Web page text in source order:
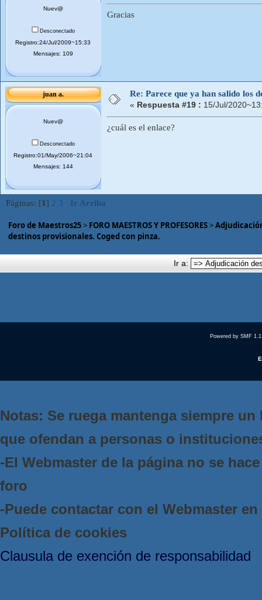
Nuev@
Desconectado
Registro:24/Jul/2009~15:33
Mensajes: 109
Gracias
juan a.
Nuev@
Desconectado
Registro:01/May/2006~21:04
Mensajes: 144
Re: Parece que ya han salido los
« Respuesta #19 : 15/Jul/
¿cuál es el enlace?
Páginas: [1] 2 3 Ir Arriba
Foro de Maestros25> FORO MAESTROS Y PROFESORES>
destinos provisionales. Coged con pinza.
Ir a:
Powered by SMF
Notas: Se ruega mantenga siempre
que ofendan a personas o
-El Webmaster de la página no se
foro
-Puede contactar con el Webmaster
Política de cookies
Clausula de exención de responsabilidad